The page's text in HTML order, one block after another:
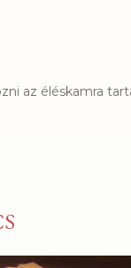
az éléskamra